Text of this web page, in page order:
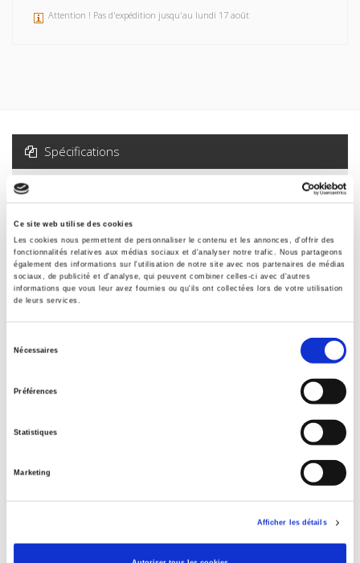
Ce site web utilise des cookies
Les cookies nous permettent de personnaliser le contenu et les annonces, d'offrir des
fonctionnalités relatives aux médias sociaux et d'analyser notre trafic. Nous partageons
également des informations sur l'utilisation de notre site avec nos partenaires de médias
sociaux, de publicité et d'analyse, qui peuvent combiner celles-ci avec d'autres
informations que vous leur avez fournies ou qu'ils ont collectées lors de votre utilisation
de leurs services.
Nécessaires
Préférences
Statistiques
Marketing
Afficher les détails
Attention ! Pas d'expédition jusqu'au lundi 17 août
Spécifications
Sommaire
Spécifications
Éditeur
français
Internet Hierarchy>Science politique>Partis politiques
Internet Hierarchy>Science politique>Politique française